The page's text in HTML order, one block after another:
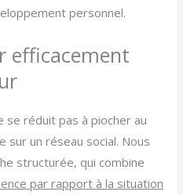
personnel.
efficacement
se réduit pas à piocher au
sur un réseau social. Nous
structurée, qui combine
par rapport à la situation